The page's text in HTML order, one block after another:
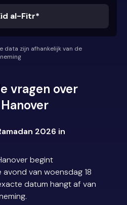
al-Fitr*
data zijn afhankelijk van de
vragen over
2026 in
begint
van woensdag 18
datum hangt af van